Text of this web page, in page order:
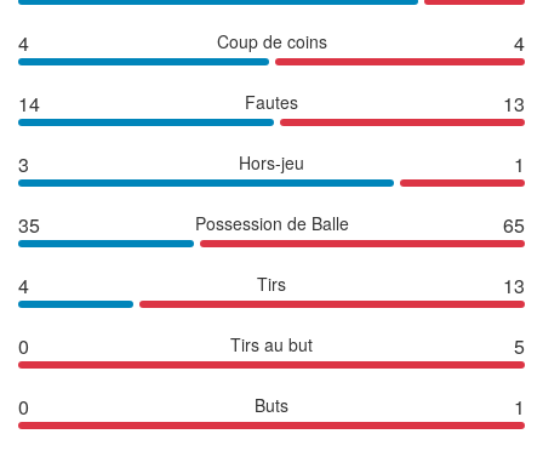
4 Coup de coins 4
14 Fautes 13
3 Hors-jeu 1
35 Possession de Balle 65
4 Tirs 13
0 Tirs au but 5
0 Buts 1